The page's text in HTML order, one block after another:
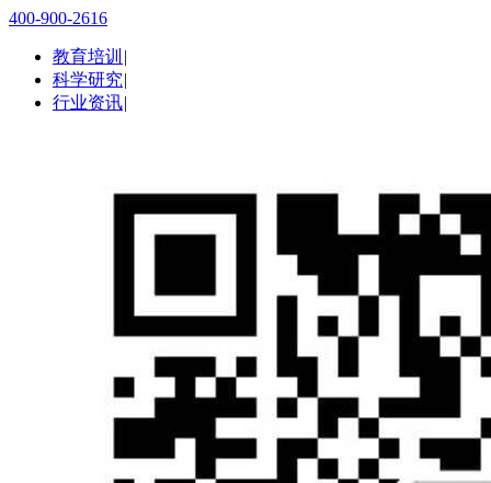
400-900-2616
教育培训 |
科学研究|
行业资讯|